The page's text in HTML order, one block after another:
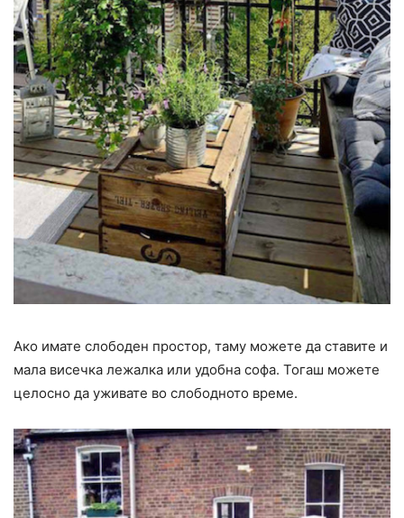
Ако имате слободен простор, таму можете да ставите и
мала висечка лежалка или удобна софа. Тогаш можете
целосно да уживате во слободното време.